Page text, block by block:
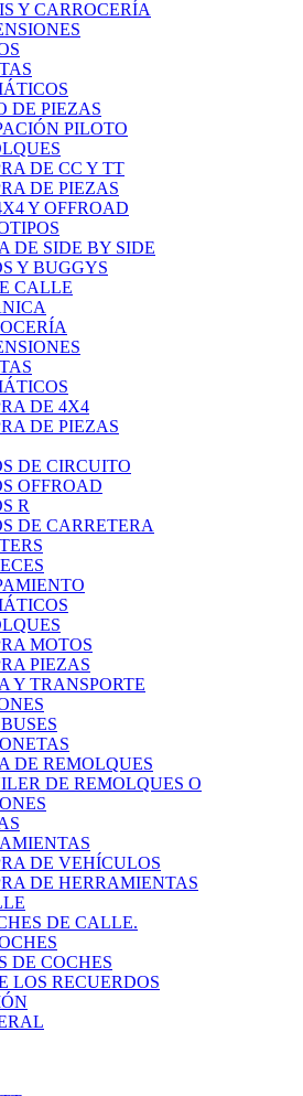
Y CARROCERÍA
DE PIEZAS
PILOTO
DE CC Y TT
DE PIEZAS
Y OFFROAD
DE SIDE BY SIDE
Y BUGGYS
CALLE
DE 4X4
DE PIEZAS
DE CIRCUITO
OFFROAD
R
DE CARRETERA
MOTOS
PIEZAS
Y TRANSPORTE
DE REMOLQUES
DE REMOLQUES O
DE VEHÍCULOS
DE HERRAMIENTAS
DE CALLE.
DE COCHES
LOS RECUERDOS